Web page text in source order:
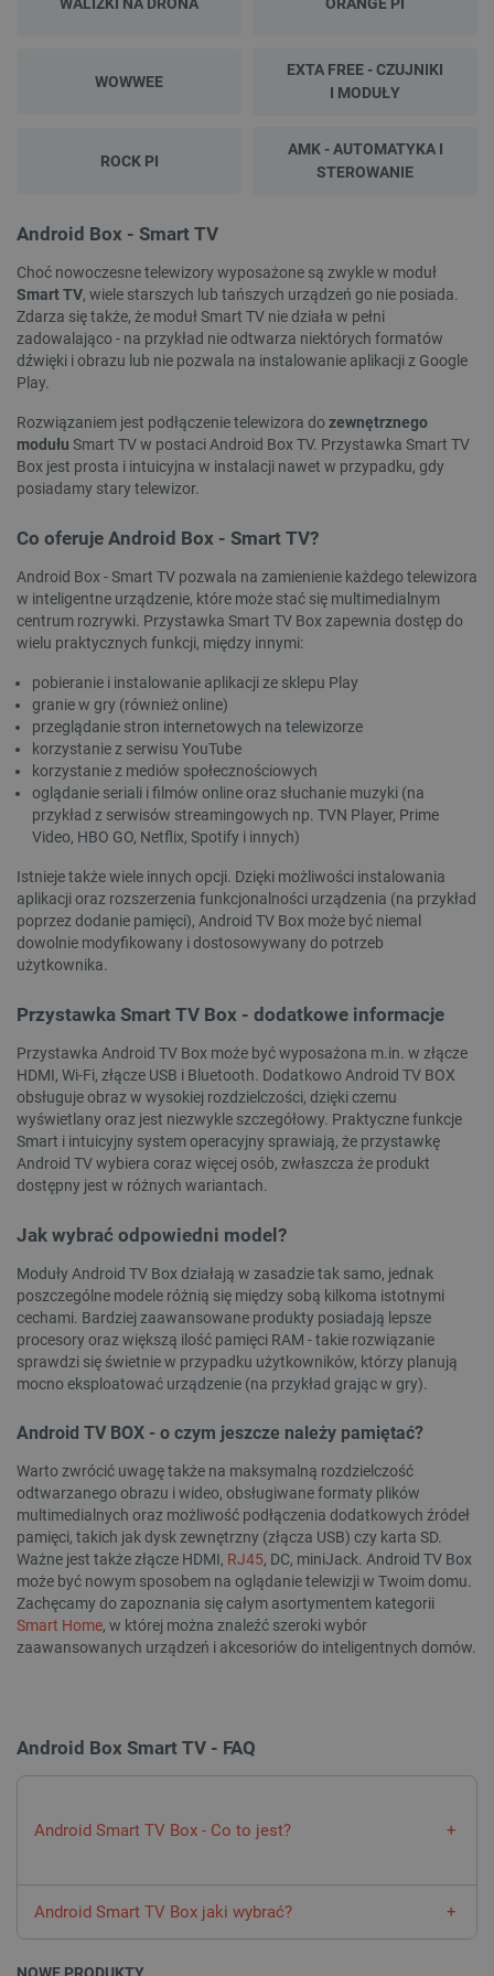
WOWWEE
EXTA FREE - CZUJNIKI
I MODUŁY
ROCK PI
AMK - AUTOMATYKA I
STEROWANIE
Android Box - Smart TV
Choć nowoczesne telewizory wyposażone są zwykle w moduł
Smart TV, wiele starszych lub tańszych urządzeń go nie posiada.
Zdarza się także, że moduł Smart TV nie działa w pełni
zadowalająco - na przykład nie odtwarza niektórych formatów
dźwięki i obrazu lub nie pozwala na instalowanie aplikacji z Google
Play.
Rozwiązaniem jest podłączenie telewizora dozewnętrznego
modułu Smart TV w postaci Android Box TV. Przystawka Smart TV
Box jest prosta i intuicyjna w instalacji nawet w przypadku, gdy
posiadamy stary telewizor.
Co oferuje Android Box - Smart TV?
Android Box - Smart TV pozwala na zamienienie każdego telewizora
w inteligentne urządzenie, które może stać się multimedialnym
centrum rozrywki. Przystawka Smart TV Box zapewnia dostęp do
wielu praktycznych funkcji, między innymi:
pobieranie i instalowanie aplikacji ze sklepu Play
granie w gry (również online)
przeglądanie stron internetowych na telewizorze
korzystanie z serwisu YouTube
korzystanie z mediów społecznościowych
oglądanie seriali i filmów online oraz słuchanie muzyki (na
przykład z serwisów streamingowych np. TVN Player, Prime
Video, HBO GO, Netflix, Spotify i innych)
Istnieje także wiele innych opcji. Dzięki możliwości instalowania
aplikacji oraz rozszerzenia funkcjonalności urządzenia (na przykład
poprzez dodanie pamięci), Android TV Box może być niemal
dowolnie modyfikowany i dostosowywany do potrzeb
użytkownika.
Przystawka Smart TV Box - dodatkowe informacje
Przystawka Android TV Box może być wyposażona m.in. w złącze
HDMI, Wi-Fi, złącze USB i Bluetooth. Dodatkowo Android TV BOX
obsługuje obraz w wysokiej rozdzielczości, dzięki czemu
wyświetlany oraz jest niezwykle szczegółowy. Praktyczne funkcje
Smart i intuicyjny system operacyjny sprawiają, że przystawkę
Android TV wybiera coraz więcej osób, zwłaszcza że produkt
dostępny jest w różnych wariantach.
Jak wybrać odpowiedni model?
Moduły Android TV Box działają w zasadzie tak samo, jednak
poszczególne modele różnią się między sobą kilkoma istotnymi
cechami. Bardziej zaawansowane produkty posiadają lepsze
procesory oraz większą ilość pamięci RAM - takie rozwiązanie
sprawdzi się świetnie w przypadku użytkowników, którzy planują
mocno eksploatować urządzenie (na przykład grając w gry).
Android TV BOX - o czym jeszcze należy pamiętać?
Warto zwrócić uwagę także na maksymalną rozdzielczość
odtwarzanego obrazu i wideo, obsługiwane formaty plików
multimedialnych oraz możliwość podłączenia dodatkowych źródeł
pamięci, takich jak dysk zewnętrzny (złącza USB) czy karta SD.
Ważne jest także złącze HDMI, RJ45, DC, miniJack. Android TV Box
może być nowym sposobem na oglądanie telewizji w Twoim domu.
Zachęcamy do zapoznania się całym asortymentem kategorii
Smart Home, w której można znaleźć szeroki wybór
zaawansowanych urządzeń i akcesoriów do inteligentnych domów.
Android Box Smart TV - FAQ
Android Smart TV Box - Co to jest?
„kostki”, podłączanej do telewizora za pośrednictwem kabla
HDMI i pełniącej rolę odtwarzacza sieciowego dla mediów
strumieniowych (np. Netflix czy YouTube) oraz lokalnych
Android Smart TV Box jaki wybrać?
model, który wspiera możliwie nową wersję systemu
_smvs .botland.com.pl
LaSID
Quality Unit LLC
botland.com.pl
__cf_bm
Cloudflare Inc.
.bambulab.com
isListDisplay
critData botland.com.pl
CookieScriptConsent
CookieScript
botland.com.pl
critCartData botland.com.pl